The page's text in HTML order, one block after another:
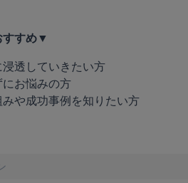
すすめ▼
浸透していきたい方
にお悩みの方
みや成功事例を知りたい方